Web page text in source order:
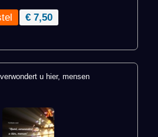
€ 7,50
u hier, mensen